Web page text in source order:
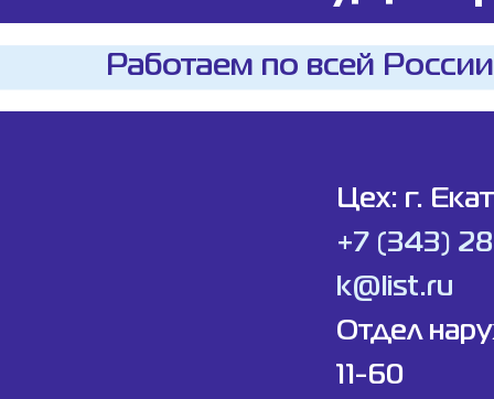
Работаем по всей
Цех: г.
+7 (343)
k@list.ru
Отдел
11-60